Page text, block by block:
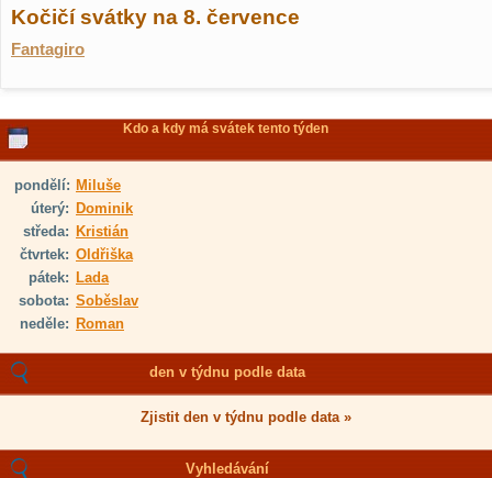
Kočičí svátky na 8. července
Fantagiro
Kdo a kdy má svátek tento týden
pondělí: Miluše
úterý: Dominik
středa: Kristián
čtvrtek: Oldřiška
pátek: Lada
sobota: Soběslav
neděle: Roman
den v týdnu podle data
Zjistit den v týdnu podle data »
Vyhledávání